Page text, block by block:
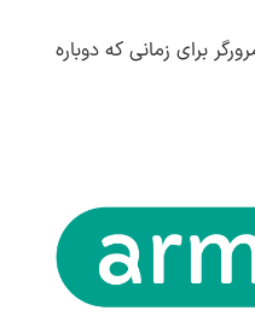
برای زمانی که دوباره